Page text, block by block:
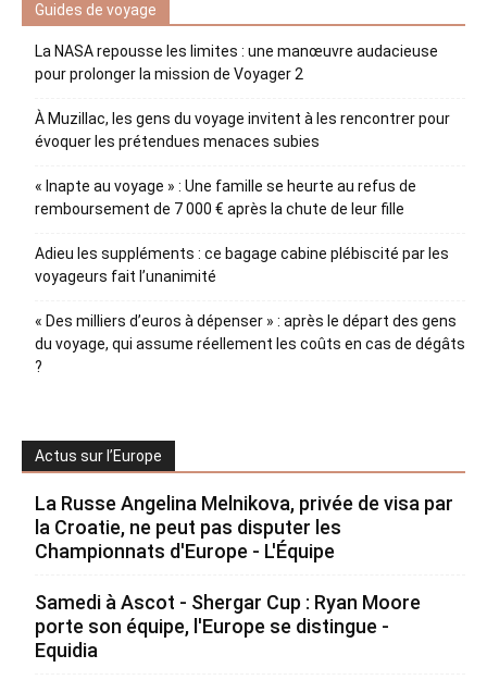
Guides de voyage
La NASA repousse les limites : une manœuvre audacieuse
pour prolonger la mission de Voyager 2
À Muzillac, les gens du voyage invitent à les rencontrer pour
évoquer les prétendues menaces subies
« Inapte au voyage » : Une famille se heurte au refus de
remboursement de 7 000 € après la chute de leur fille
Adieu les suppléments : ce bagage cabine plébiscité par les
voyageurs fait l’unanimité
« Des milliers d’euros à dépenser » : après le départ des gens
du voyage, qui assume réellement les coûts en cas de dégâts
?
Actus sur l’Europe
La Russe Angelina Melnikova, privée de visa par
la Croatie, ne peut pas disputer les
Championnats d'Europe - L'Équipe
Samedi à Ascot - Shergar Cup : Ryan Moore
porte son équipe, l'Europe se distingue -
Equidia